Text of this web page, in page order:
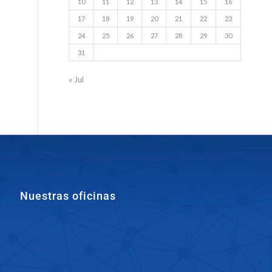
17 18 19 20 21 22 23
24 25 26 27 28 29 30
31
« Jul
Nuestras oficinas